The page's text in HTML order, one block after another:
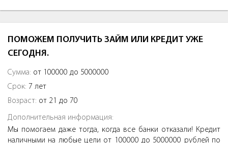
ПОМОЖЕМ ПОЛУЧИТЬ ЗАЙМ ИЛИ КРЕДИТ УЖЕ
СЕГОДНЯ.
Сумма: от 100000 до 5000000
Срок: 7 лет
Возраст: от 21 до 70
Дополнительная информация:
Мы помогаем даже тогда, когда все банки отказали! Кредит
наличными на любые цели от 100000 до 5000000 рублей по